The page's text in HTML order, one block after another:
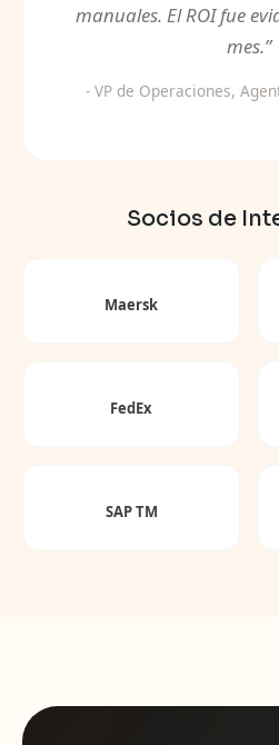
manuales. El ROI fue
mes.”
- VP de Operaciones,
Socios de
Maersk
FedEx
SAP TM